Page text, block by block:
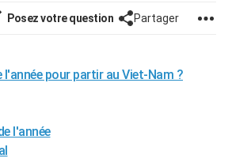
Posez votre question Partager
l'année pour partir au Viet-Nam ?
l'année